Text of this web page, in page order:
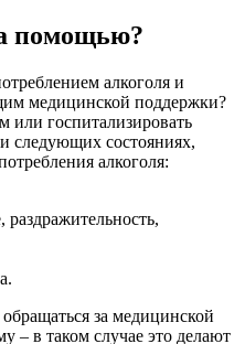
помощью?
алкоголя и
медицинской поддержки?
или госпитализировать
следующих состояниях,
алкоголя:
раздражительность,
за медицинской
– в таком случае это делают